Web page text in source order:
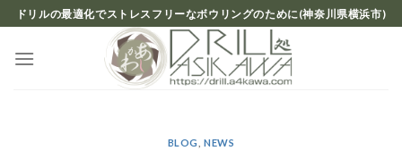
Skip
to
content
ドリルの最適化でストレスフリーなボウリングのために(神奈川県横浜市)
BLOG ,NEWS